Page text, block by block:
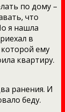
по дому –
что
я нашла
в
ему
квартиру.
ранения. И
беду.